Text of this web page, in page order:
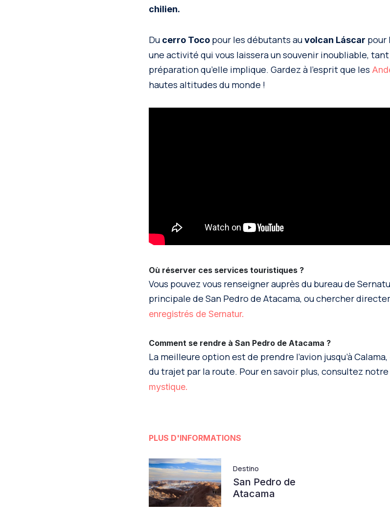
chilien.
Du cerro Toco pour les débutants auvolcan Láscar pour
une activité qui vous laissera un souvenir inoubliable,
préparation qu’elle implique. Gardez à l’esprit que les
hautes altitudes du monde !
Où réserver ces services touristiques ?
Vous pouvez vous renseigner auprès du bureau de
principale de San Pedro de Atacama, ou chercher
enregistrés de Sernatur.
Comment se rendre à San Pedro de Atacama ?
La meilleure option est de prendre l’avion jusqu’à
du trajet par la route. Pour en savoir plus, consultez notre
mystique.
PLUS D'INFORMATIONS
Destino
San Pedro de
Atacama